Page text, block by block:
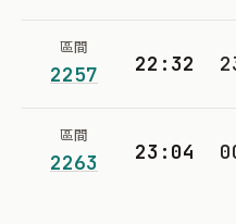
區間
2257 22:32
區間
2263 23:04